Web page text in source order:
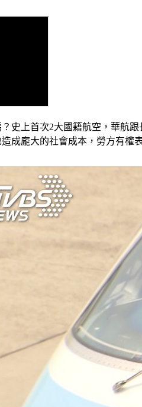
史上首次2大國籍航空，華航
成龐大的社會成本，勞方有權